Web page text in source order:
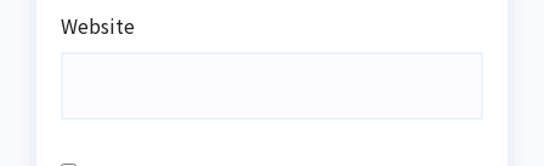
Website